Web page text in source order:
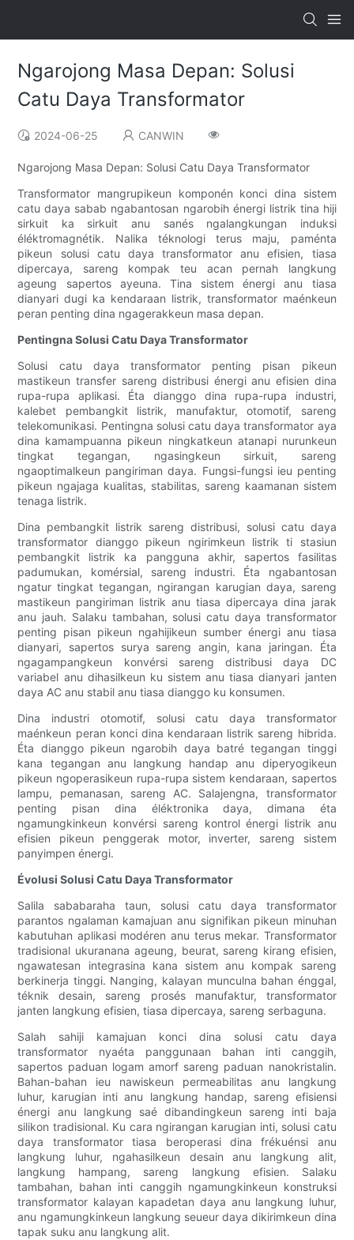
Ngarojong Masa Depan: Solusi
Catu Daya Transformator
2024-06-25 CANWIN
Ngarojong Masa Depan: Solusi Catu Daya Transformator
Transformator mangrupikeun komponén konci dina sistem
catu daya sabab ngabantosan ngarobih énergi listrik tina hiji
sirkuit ka sirkuit anu sanés ngalangkungan induksi
éléktromagnétik. Nalika téknologi terus maju, paménta
pikeun solusi catu daya transformator anu efisien, tiasa
dipercaya, sareng kompak teu acan pernah langkung
ageung sapertos ayeuna. Tina sistem énergi anu tiasa
dianyari dugi ka kendaraan listrik, transformator maénkeun
peran penting dina ngagerakkeun masa depan.
Pentingna Solusi Catu Daya Transformator
Solusi catu daya transformator penting pisan pikeun
mastikeun transfer sareng distribusi énergi anu efisien dina
rupa-rupa aplikasi. Éta dianggo dina rupa-rupa industri,
kalebet pembangkit listrik, manufaktur, otomotif, sareng
telekomunikasi. Pentingna solusi catu daya transformator aya
dina kamampuanna pikeun ningkatkeun atanapi nurunkeun
tingkat tegangan, ngasingkeun sirkuit, sareng
ngaoptimalkeun pangiriman daya. Fungsi-fungsi ieu penting
pikeun ngajaga kualitas, stabilitas, sareng kaamanan sistem
tenaga listrik.
Dina pembangkit listrik sareng distribusi, solusi catu daya
transformator dianggo pikeun ngirimkeun listrik ti stasiun
pembangkit listrik ka pangguna akhir, sapertos fasilitas
padumukan, komérsial, sareng industri. Éta ngabantosan
ngatur tingkat tegangan, ngirangan karugian daya, sareng
mastikeun pangiriman listrik anu tiasa dipercaya dina jarak
anu jauh. Salaku tambahan, solusi catu daya transformator
penting pisan pikeun ngahijikeun sumber énergi anu tiasa
dianyari, sapertos surya sareng angin, kana jaringan. Éta
ngagampangkeun konvérsi sareng distribusi daya DC
variabel anu dihasilkeun ku sistem anu tiasa dianyari janten
daya AC anu stabil anu tiasa dianggo ku konsumen.
Dina industri otomotif, solusi catu daya transformator
maénkeun peran konci dina kendaraan listrik sareng hibrida.
Éta dianggo pikeun ngarobih daya batré tegangan tinggi
kana tegangan anu langkung handap anu diperyogikeun
pikeun ngoperasikeun rupa-rupa sistem kendaraan, sapertos
lampu, pemanasan, sareng AC. Salajengna, transformator
penting pisan dina éléktronika daya, dimana éta
ngamungkinkeun konvérsi sareng kontrol énergi listrik anu
efisien pikeun penggerak motor, inverter, sareng sistem
panyimpen énergi.
Évolusi Solusi Catu Daya Transformator
Salila sababaraha taun, solusi catu daya transformator
parantos ngalaman kamajuan anu signifikan pikeun minuhan
kabutuhan aplikasi modéren anu terus mekar. Transformator
tradisional ukuranana ageung, beurat, sareng kirang efisien,
ngawatesan integrasina kana sistem anu kompak sareng
berkinerja tinggi. Nanging, kalayan munculna bahan énggal,
téknik desain, sareng prosés manufaktur, transformator
janten langkung efisien, tiasa dipercaya, sareng serbaguna.
Salah sahiji kamajuan konci dina solusi catu daya
transformator nyaéta panggunaan bahan inti canggih,
sapertos paduan logam amorf sareng paduan nanokristalin.
Bahan-bahan ieu nawiskeun permeabilitas anu langkung
luhur, karugian inti anu langkung handap, sareng efisiensi
énergi anu langkung saé dibandingkeun sareng inti baja
silikon tradisional. Ku cara ngirangan karugian inti, solusi catu
daya transformator tiasa beroperasi dina frékuénsi anu
langkung luhur, ngahasilkeun desain anu langkung alit,
langkung hampang, sareng langkung efisien. Salaku
tambahan, bahan inti canggih ngamungkinkeun konstruksi
transformator kalayan kapadetan daya anu langkung luhur,
anu ngamungkinkeun langkung seueur daya dikirimkeun dina
tapak suku anu langkung alit.